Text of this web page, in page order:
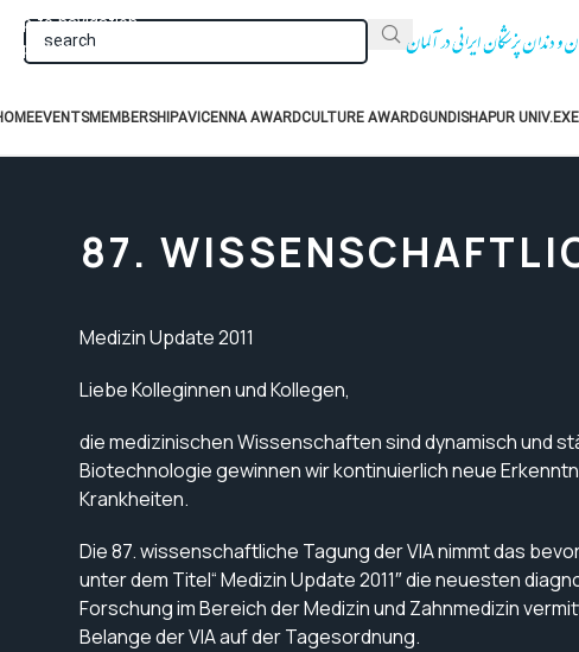
Skip to navigation
Skip to main content
EVENTSMEMBERSHIPAVICENNA AWARDCULTURE AWARDGUNDISHAPUR UNIV.
87.
Medizin Update 2011
Liebe Kolleginnen und Kollegen,
die medizinischen Wissenschaften sind dynamisch und
Biotechnologie gewinnen wir kontinuierlich neue
Krankheiten.
Die 87. wissenschaftliche Tagung der VIA nimmt das
unter dem Titel“ Medizin Update 2011″ die neuesten
Forschung im Bereich der Medizin und Zahnmedizin
Belange der VIA auf der Tagesordnung.